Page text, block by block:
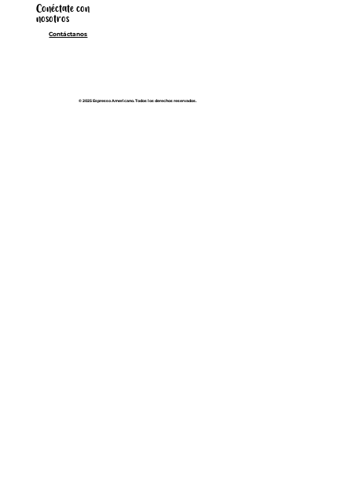
Conéctate con
nosotros
Contáctanos
© 2025 Espresso Americano. Todos los derechos reservados.